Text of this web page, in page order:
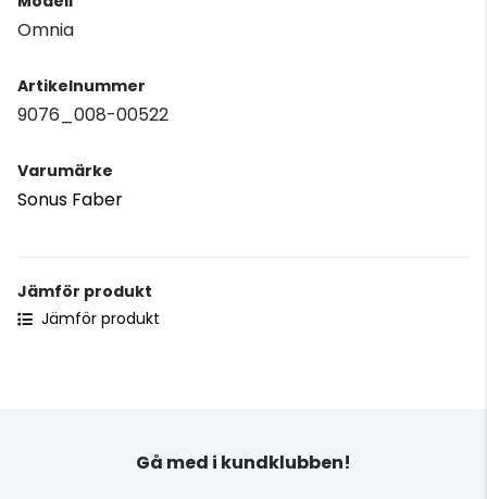
Omnia
Artikelnummer
9076_008-00522
Varumärke
Sonus Faber
Jämför produkt
Jämför produkt
Gå med i kundklubben!